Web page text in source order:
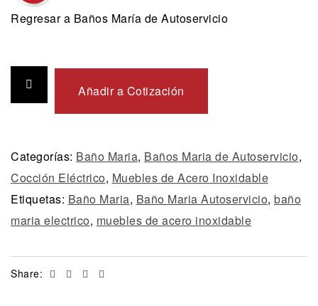
Regresar a Baños María de Autoservicio
Añadir a Cotización
Categorías: Baño Maria, Baños Maria de Autoservicio,
Cocción Eléctrico, Muebles de Acero Inoxidable
Etiquetas: Baño Maria, Baño Maria Autoservicio, baño
maria electrico, muebles de acero inoxidable
Share: Facebook
TwitterLinkedin